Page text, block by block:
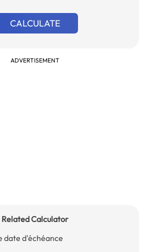
CALCULATE
ADVERTISEMENT
Related Calculator
date d'échéance